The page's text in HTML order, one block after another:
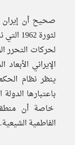
صحيح أن إيران
لثورة
لحركات التحرر
الإيراني
ينظر نظام
باعتبارها
خاصة أن
الفاطمية الشيعية.